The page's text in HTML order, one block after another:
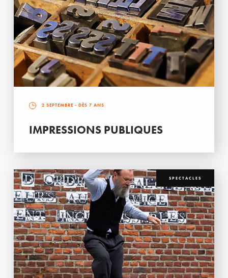
2 SEPTEMBRE - DÈS 7 ANS
IMPRESSIONS PUBLIQUES
SPECTACLES